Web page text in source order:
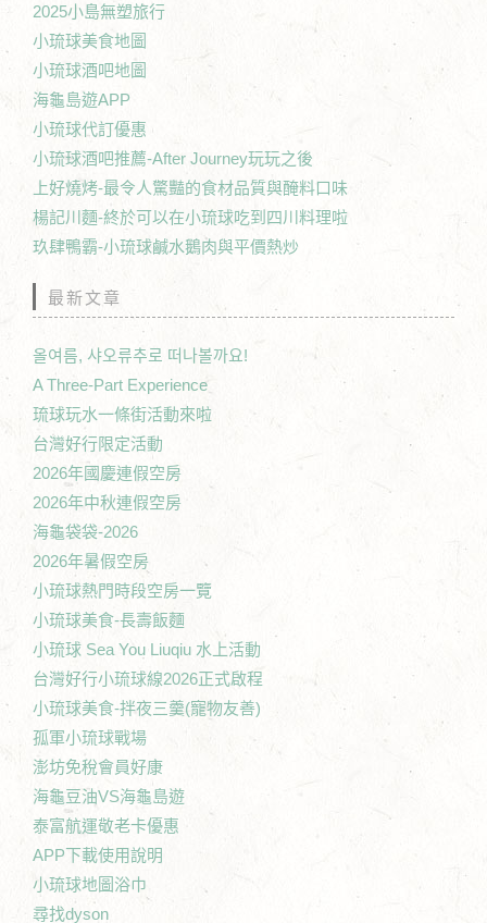
2025小島無塑旅行
小琉球美食地圖
小琉球酒吧地圖
海龜島遊APP
小琉球代訂優惠
小琉球酒吧推薦-After Journey玩玩之後
上好燒烤-最令人驚豔的食材品質與醃料口味
楊記川麵-終於可以在小琉球吃到四川料理啦
玖肆鴨霸-小琉球鹹水鵝肉與平價熱炒
最新文章
올여름, 샤오류추로 떠나볼까요!
A Three-Part Experience
琉球玩水一條街活動來啦
台灣好行限定活動
2026年國慶連假空房
2026年中秋連假空房
海龜袋袋-2026
2026年暑假空房
小琉球熱門時段空房一覽
小琉球美食-長壽飯麵
小琉球 Sea You Liuqiu 水上活動
台灣好行小琉球線2026正式啟程
小琉球美食-拌夜三羹(寵物友善)
孤軍小琉球戰場
澎坊免稅會員好康
海龜豆油VS海龜島遊
泰富航運敬老卡優惠
APP下載使用說明
小琉球地圖浴巾
尋找dyson